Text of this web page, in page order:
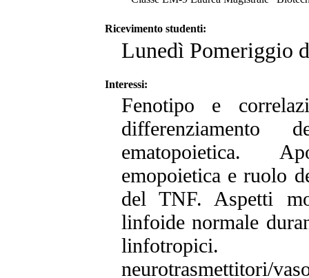
Ricevimento studenti:
Lunedì Pomeriggio
Interessi:
Fenotipo e
differenziamento
ematopoietica.
emopoietica e ruolo
del TNF. Aspetti
linfoide normale
neurotrasmettitori/